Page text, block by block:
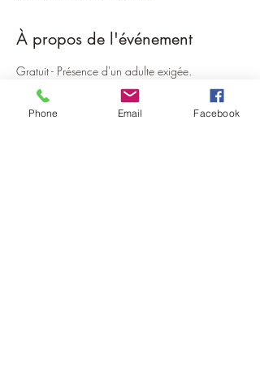
À propos de l'événement
Gratuit - Présence d'un adulte exigée.
Phone Email Facebook